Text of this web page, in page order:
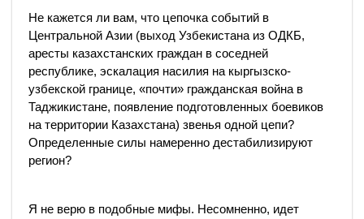
Не кажется ли вам, что цепочка событий в
Центральной Азии (выход Узбекистана из ОДКБ,
аресты казахстанских граждан в соседней
республике, эскалация насилия на кыргызско-
узбекской границе, «почти» гражданская война в
Таджикистане, появление подготовленных боевиков
на территории Казахстана) звенья одной цепи?
Определенные силы намеренно дестабилизируют
регион?
Я не верю в подобные мифы. Несомненно, идет